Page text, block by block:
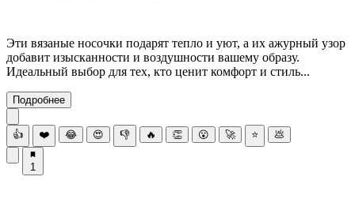
Эти вязаные носочки подарят тепло и уют, а их ажурный узор
добавит изысканности и воздушности вашему образу.
Идеальный выбор для тех, кто ценит комфорт и стиль...
Подробнее
👍 ❤️ 😂 😍 👎 🔥 👏 😮 🚀 ⭐ 💩
1